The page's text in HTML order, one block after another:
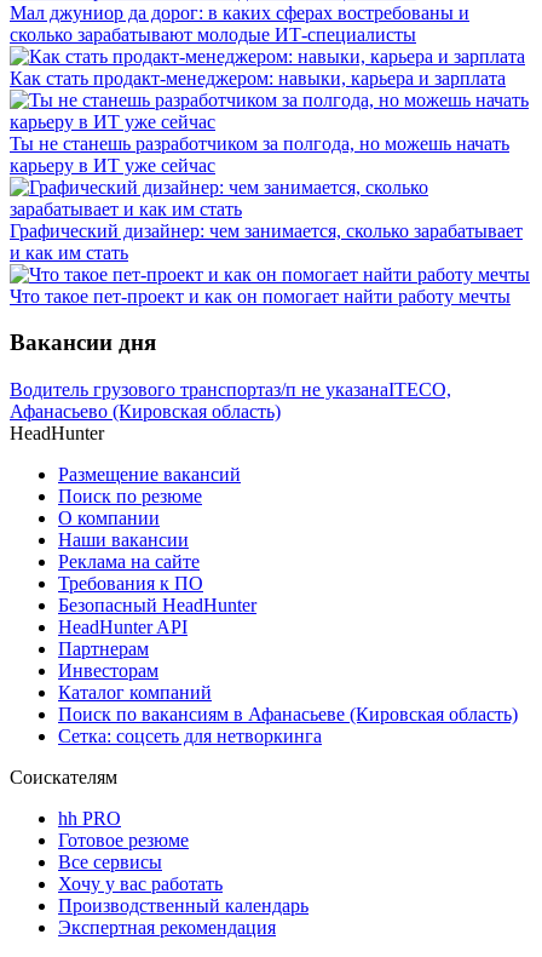
Мал джуниор да дорог: в каких сферах востребованы и
сколько зарабатывают молодые ИТ-специалисты
Как стать продакт-менеджером: навыки, карьера и зарплата
Ты не станешь разработчиком за полгода, но можешь начать
карьеру в ИТ уже сейчас
Графический дизайнер: чем занимается, сколько зарабатывает
и как им стать
Что такое пет-проект и как он помогает найти работу мечты
Вакансии дня
Водитель грузового транспортаз/п не указанаITECO,
Афанасьево (Кировская область)
HeadHunter
Размещение вакансий
Поиск по резюме
О компании
Наши вакансии
Реклама на сайте
Требования к ПО
Безопасный HeadHunter
HeadHunter API
Партнерам
Инвесторам
Каталог компаний
Поиск по вакансиям в Афанасьеве (Кировская область)
Сетка: соцсеть для нетворкинга
Соискателям
hh PRO
Готовое резюме
Все сервисы
Хочу у вас работать
Производственный календарь
Экспертная рекомендация